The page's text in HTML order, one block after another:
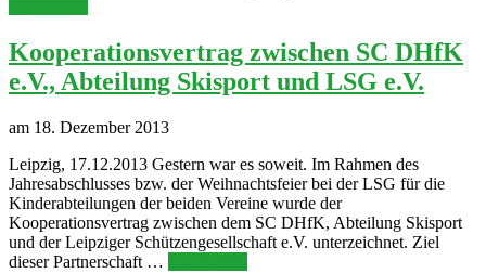
Kooperationsvertrag zwischen SC DHfK
e.V., Abteilung Skisport und LSG e.V.
am 18. Dezember 2013
Leipzig, 17.12.2013 Gestern war es soweit. Im Rahmen des
Jahresabschlusses bzw. der Weihnachtsfeier bei der LSG für die
Kinderabteilungen der beiden Vereine wurde der
Kooperationsvertrag zwischen dem SC DHfK, Abteilung Skisport
und der Leipziger Schützengesellschaft e.V. unterzeichnet. Ziel
dieser Partnerschaft …